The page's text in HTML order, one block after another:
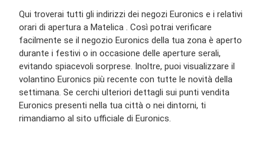
Qui troverai tutti gli indirizzi dei negozi Euronics e i relativi
orari di apertura a Matelica . Così potrai verificare
facilmente se il negozio Euronics della tua zona è aperto
durante i festivi o in occasione delle aperture serali,
evitando spiacevoli sorprese. Inoltre, puoi visualizzare il
volantino Euronics più recente con tutte le novità della
settimana. Se cerchi ulteriori dettagli sui punti vendita
Euronics presenti nella tua città o nei dintorni, ti
rimandiamo al sito ufficiale di Euronics.